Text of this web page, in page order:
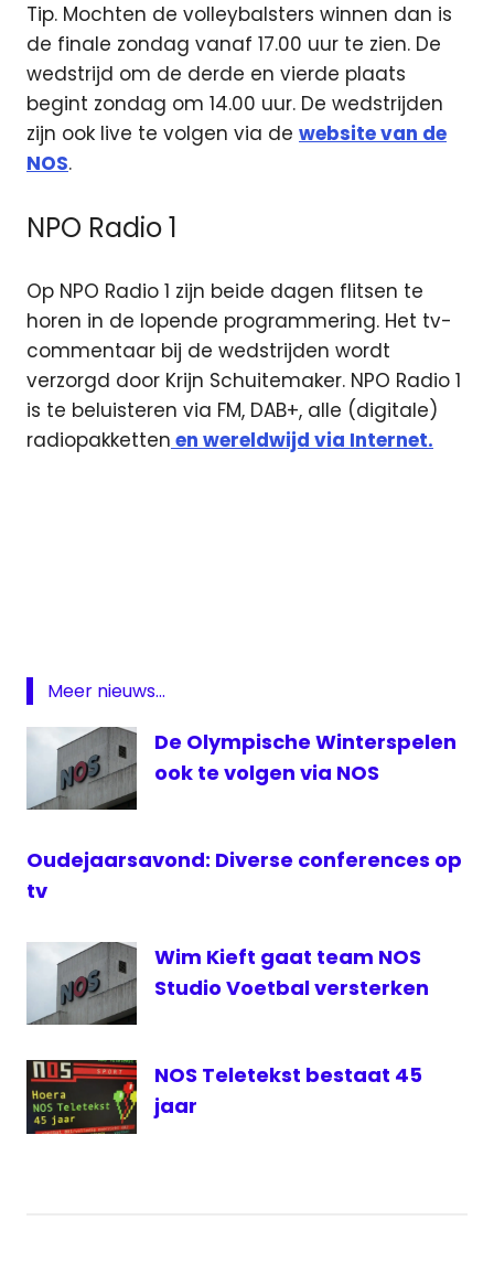
Tip. Mochten de volleybalsters winnen dan is
de finale zondag vanaf 17.00 uur te zien. De
wedstrijd om de derde en vierde plaats
begint zondag om 14.00 uur. De wedstrijden
zijn ook live te volgen via de website van de
NOS.
NPO Radio 1
Op NPO Radio 1 zijn beide dagen flitsen te
horen in de lopende programmering. Het tv-
commentaar bij de wedstrijden wordt
verzorgd door Krijn Schuitemaker. NPO Radio 1
is te beluisteren via FM, DAB+, alle (digitale)
radiopakketten en wereldwijd via Internet.
Europees
Kampioenschap
halve
finale
livestream
Nederland-
Azerbeidzjan
NPO
oranje
volleybal
Volleybal
live
Meer nieuws...
De Olympische Winterspelen
ook te volgen via NOS
Oudejaarsavond: Diverse conferences op
tv
Wim Kieft gaat team NOS
Studio Voetbal versterken
NOS Teletekst bestaat 45
jaar